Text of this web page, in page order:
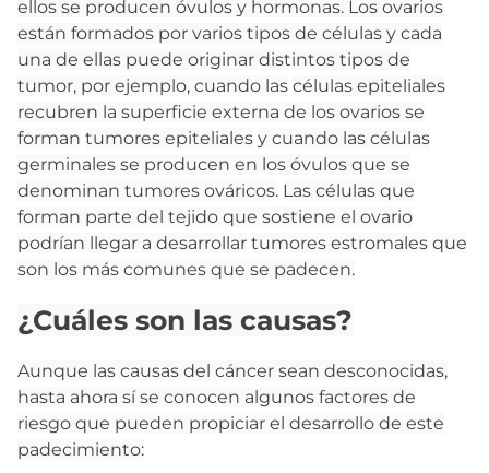
ellos se producen óvulos y hormonas. Los ovarios
están formados por varios tipos de células y cada
una de ellas puede originar distintos tipos de
tumor, por ejemplo, cuando las células epiteliales
recubren la superficie externa de los ovarios se
forman tumores epiteliales y cuando las células
germinales se producen en los óvulos que se
denominan tumores ováricos. Las células que
forman parte del tejido que sostiene el ovario
podrían llegar a desarrollar tumores estromales que
son los más comunes que se padecen.
¿Cuáles son las causas?
Aunque las causas del cáncer sean desconocidas,
hasta ahora sí se conocen algunos factores de
riesgo que pueden propiciar el desarrollo de este
padecimiento: